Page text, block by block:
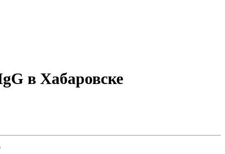
в Хабаровске